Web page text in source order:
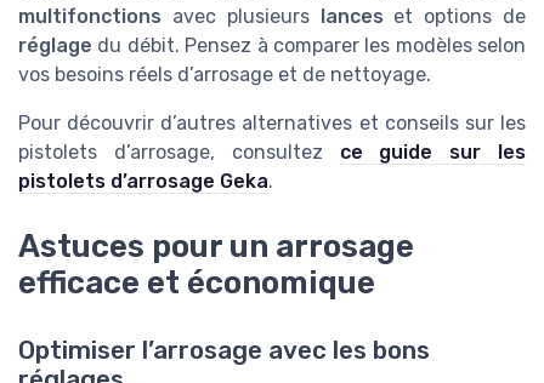
multifonctions avec plusieurs lances et options de
réglage du débit. Pensez à comparer les modèles selon
vos besoins réels d’arrosage et de nettoyage.
Pour découvrir d’autres alternatives et conseils sur les
pistolets d’arrosage, consultez ce guide sur les
pistolets d’arrosage Geka.
Astuces pour un arrosage
efficace et économique
Optimiser l’arrosage avec les bons